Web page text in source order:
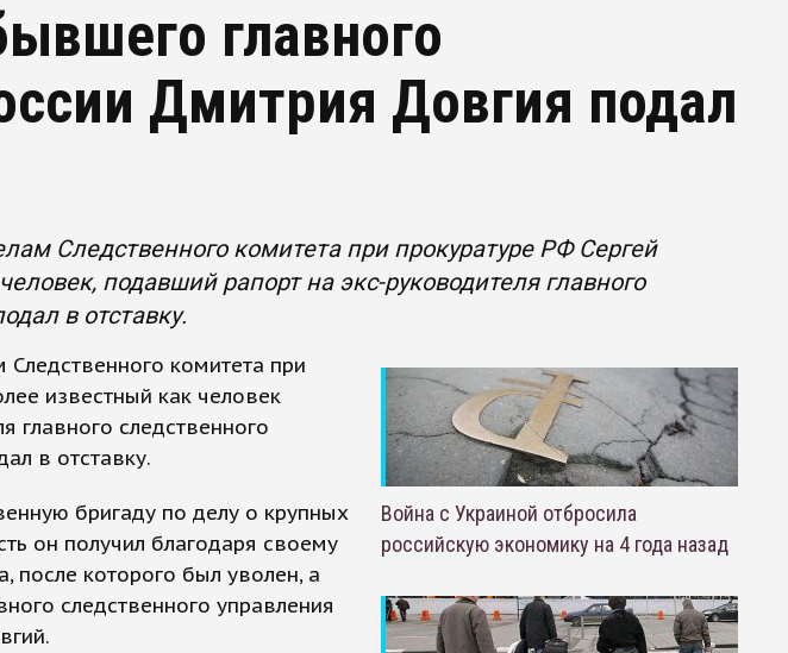
главного
Дмитрия Довгия подал
Следственного комитета при прокуратуре РФ Сергей
подавший рапорт на экс-руководителя главного
в отставку.
комитета при
известный как человек
главного следственного
в отставку.
бригаду по делу о крупных
он получил благодаря своему
после которого был уволен, а
следственного управления
Война с Украиной отбросила
российскую экономику на 4 года назад